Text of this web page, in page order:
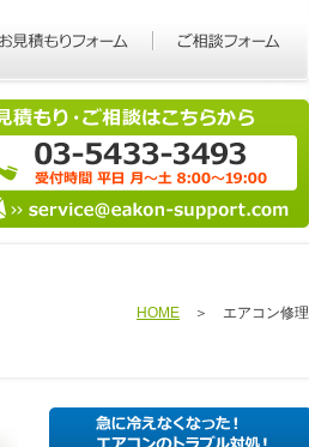
HOME ＞ エアコン修理